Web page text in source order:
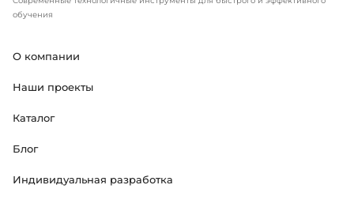
обучения
О компании
Наши проекты
Каталог
Блог
Индивидуальная разработка